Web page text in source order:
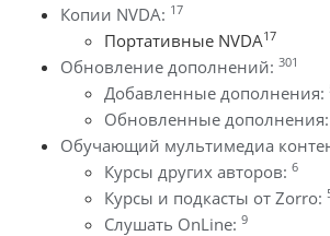
Копии NVDA: 17
Портативные NVDA17
Обновление дополнений: 301
Добавленные дополнения:
Обновленные дополнения:
Обучающий мультимедиа
Курсы других авторов: 6
Курсы и подкасты от Zorro:
Слушать OnLine: 9